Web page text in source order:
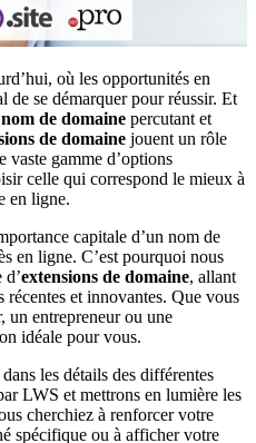
où les opportunités en
se démarquer pour réussir. Et
nom de domaine percutant et
de domaine jouent un rôle
vaste gamme d’options
celle qui correspond le mieux à
en ligne.
capitale d’un nom de
en ligne. C’est pourquoi nous
extensions de domaine, allant
récentes et innovantes. Que vous
un entrepreneur ou une
idéale pour vous.
les détails des différentes
LWS et mettrons en lumière les
cherchiez à renforcer votre
spécifique ou à afficher votre